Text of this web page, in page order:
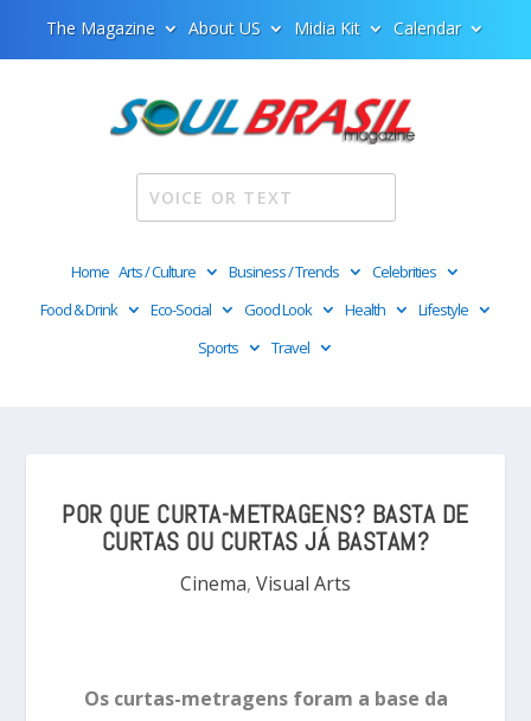
The Magazine About US Midia Kit Calendar
Home Arts / Culture Business / Trends
Celebrities
Food & Drink
Eco-Social Good Look Health
Lifestyle
Sports
Travel
POR QUE CURTA-METRAGENS? BASTA DE
CURTAS OU CURTAS JÁ BASTAM?
Cinema, Visual Arts
Os curtas-metragens foram a base da